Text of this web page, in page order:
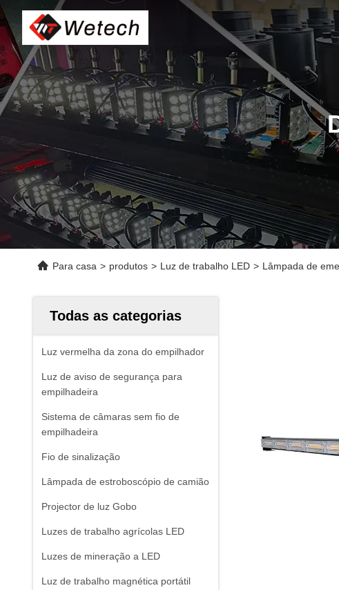
Para casa > produtos > Luz de trabalho LED > Lâmpada de
Todas as categorias
Luz vermelha da zona do empilhador
Luz de aviso de segurança para
empilhadeira
Sistema de câmaras sem fio de
empilhadeira
Fio de sinalização
Lâmpada de estroboscópio de camião
Projector de luz Gobo
Luzes de trabalho agrícolas LED
Luzes de mineração a LED
Luz de trabalho magnética portátil